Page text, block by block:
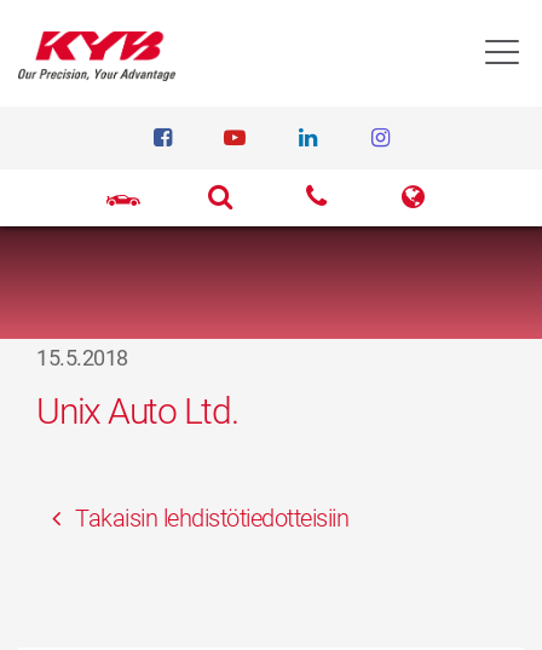
15.5.2018
Unix Auto Ltd.
Takaisin lehdistötiedotteisiin